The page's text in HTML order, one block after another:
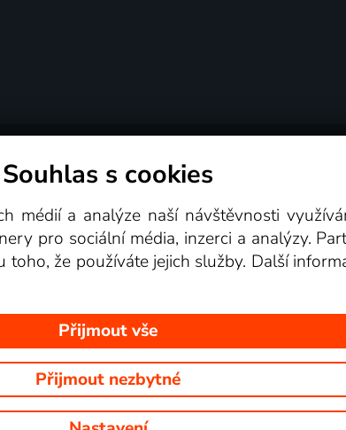
Videotéka
zobrazovány obrázky z pořadů TV stanic, které můžete
Souhlas s cookies
médií a analýze naší návštěvnosti
pro sociální média, inzerci a analýzy.
že používáte jejich služby. Další
Přijmout vše
Přijmout nezbytné